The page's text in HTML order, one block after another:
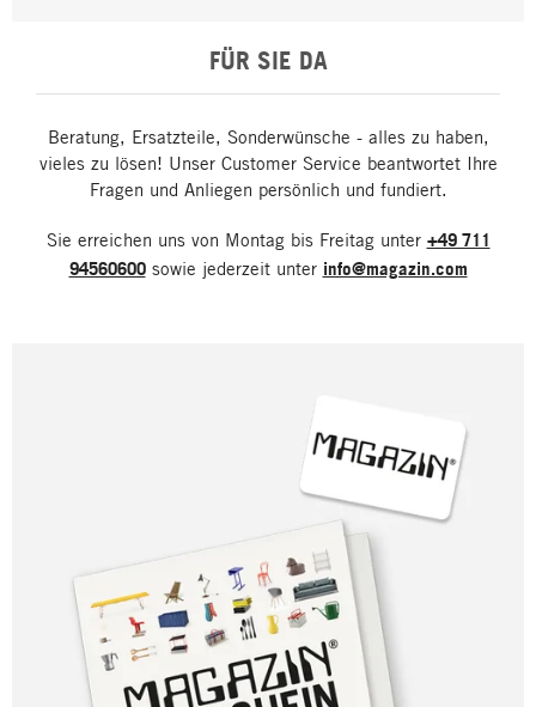
FÜR SIE DA
Beratung, Ersatzteile, Sonderwünsche - alles zu haben,
vieles zu lösen! Unser Customer Service beantwortet Ihre
Fragen und Anliegen persönlich und fundiert.
Sie erreichen uns von Montag bis Freitag unter +49 711
94560600sowie jederzeit unter info@magazin.com